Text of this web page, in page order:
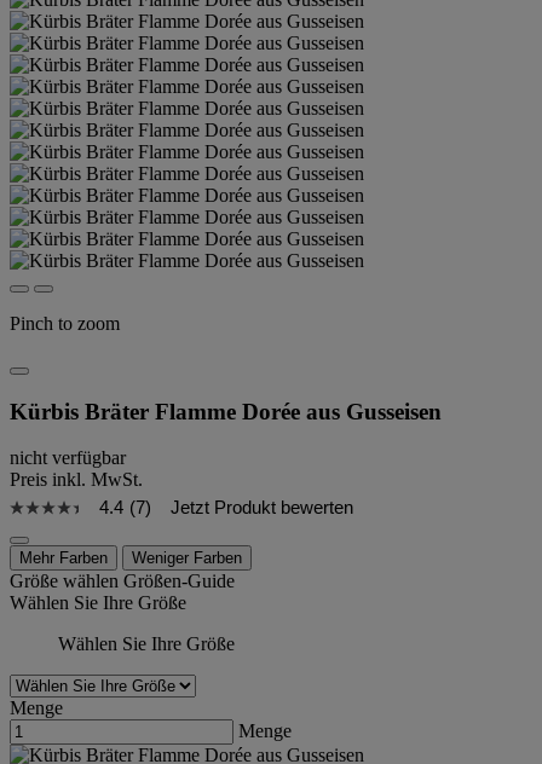
Pinch to zoom
Kürbis Bräter Flamme Dorée aus Gusseisen
nicht verfügbar
Preis inkl. MwSt.
4.4 (7) Jetzt Produkt bewerten
Mehr Farben Weniger Farben
Größe wählen Größen-Guide
Wählen Sie Ihre Größe
Wählen Sie Ihre Größe
Menge
Menge